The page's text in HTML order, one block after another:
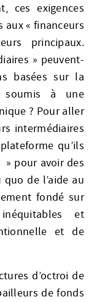
ces exigences
« financeurs
principaux.
» peuvent-
basées sur la
soumis à une
? Pour aller
intermédiaires
qu’ils
pour avoir des
de l’aide au
fondé sur
et
et de
d’octroi de
de fonds